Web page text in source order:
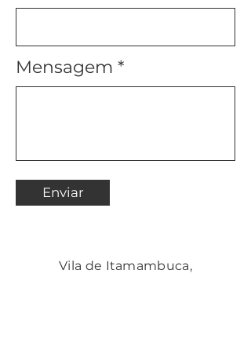
Mensagem
Enviar
Vila de Itamambuca,